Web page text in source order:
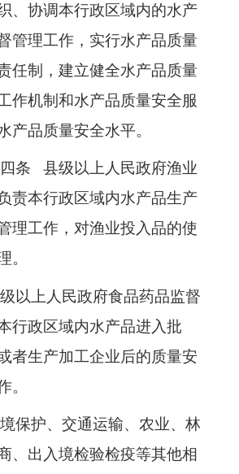
、协调本行政区域内的水产
管理工作，实行水产品质量
任制，建立健全水产品质量
作机制和水产品质量安全服
产品质量安全水平。
条 县级以上人民政府渔业
责本行政区域内水产品生产
理工作，对渔业投入品的使
。
以上人民政府食品药品监督
行政区域内水产品进入批
者生产加工企业后的质量安
。
保护、交通运输、农业、林
、出入境检验检疫等其他相